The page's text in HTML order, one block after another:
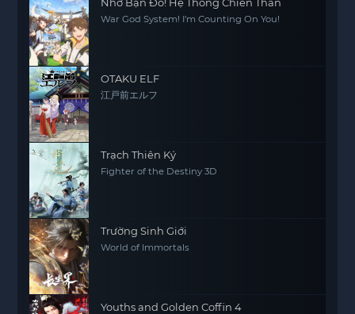
War God System! I’m Counting On You!
OTAKU ELF
江戸前エルフ
Trạch Thiên Ký
Fighter of the Destiny 3D
Trường Sinh Giới
World of Immortals
Youths and Golden Coffin 4